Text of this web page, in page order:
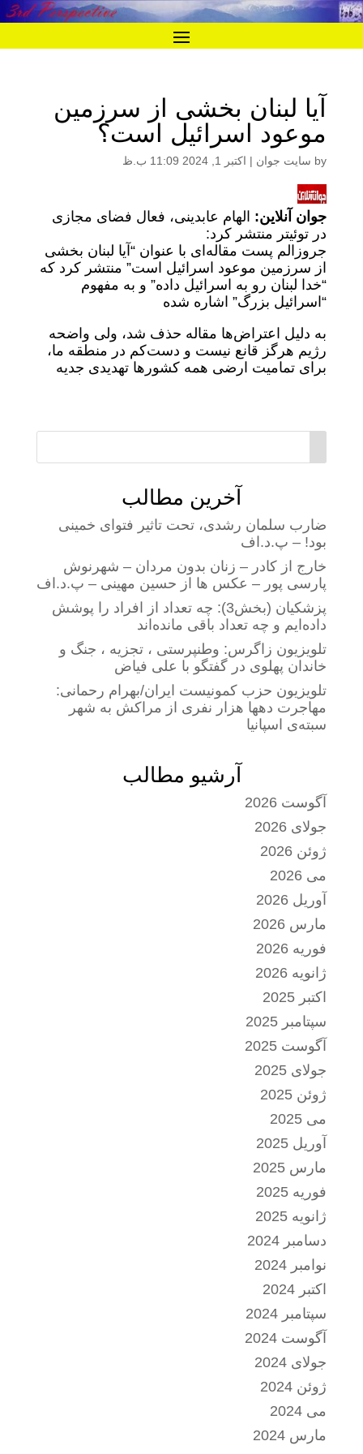
آیا لبنان بخشی از سرزمین
موعود اسرائیل است؟
by سایت جوان | اکتبر 1, 2024 11:09 ب.ظ
جوان آنلاین: الهام عابدینی، فعال فضای مجازی
در توئیتر منتشر کرد:
جروزالم پست مقاله‌ای با عنوان “آیا لبنان بخشی
از سرزمین موعود اسرائیل است” منتشر کرد که
“خدا لبنان رو به اسرائیل داده” و به مفهوم
“اسرائیل بزرگ” اشاره شده
به دلیل اعتراض‌ها مقاله حذف شد، ولی واضحه
رژیم هرگز قانع نیست و دست‌کم در منطقه ما،
برای تمامیت ارضی همه کشور‌ها تهدیدی جدیه
آخرین مطالب
ضارب سلمان رشدی، تحت تاثیر فتوای خمینی
بود! – پ.د.اف
خارج از کادر – زنان بدون مردان – شهرنوش
پارسی پور – عکس ها از حسین مهینی – پ.د.اف
پزشکیان (بخش3): چه تعداد از افراد را پوشش
داده‌ایم و چه تعداد باقی مانده‌اند
تلویزیون زاگرس: وطنپرستی ، تجزیه ، جنگ و
خاندان پهلوی در گفتگو با علی فیاض
تلویزیون حزب کمونیست ایران/بهرام رحمانی:
مهاجرت دهها هزار نفری از مراکش به شهر
سبته‌ی اسپانیا
آرشیو مطالب
آگوست 2026
جولای 2026
ژوئن 2026
می 2026
آوریل 2026
مارس 2026
فوریه 2026
ژانویه 2026
اکتبر 2025
سپتامبر 2025
آگوست 2025
جولای 2025
ژوئن 2025
می 2025
آوریل 2025
مارس 2025
فوریه 2025
ژانویه 2025
دسامبر 2024
نوامبر 2024
اکتبر 2024
سپتامبر 2024
آگوست 2024
جولای 2024
ژوئن 2024
می 2024
مارس 2024